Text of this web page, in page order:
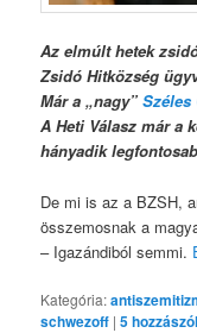
Az elmúlt hetek
Zsidó Hitközség
Már a „nagy”Széles
A Heti Válasz már a
hányadik
De mi is az a BZSH,
összemosnak a
– Igazándiból semmi.
Kategória:
schwezoff |5